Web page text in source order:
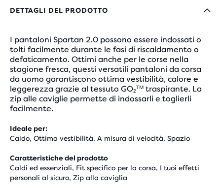
DETTAGLI DEL PRODOTTO
I pantaloni Spartan 2.0 possono essere indossati o
tolti facilmente durante le fasi di riscaldamento o
defaticamento. Ottimi anche per le corse nella
stagione fresca, questi versatili pantaloni da corsa
da uomo garantiscono ottima vestibilità, calore e
leggerezza grazie al tessuto GO₂ᵀᴹ traspirante. La
zip alle caviglie permette di indossarli e toglierli
facilmente.
Ideale per:
Caldo, Ottima vestibilità, A misura di velocità, Spazio
Caratteristiche del prodotto
Caldi ed essenziali, Fit specifico per la corsa, I tuoi effetti
personali al sicuro, Zip alla caviglia